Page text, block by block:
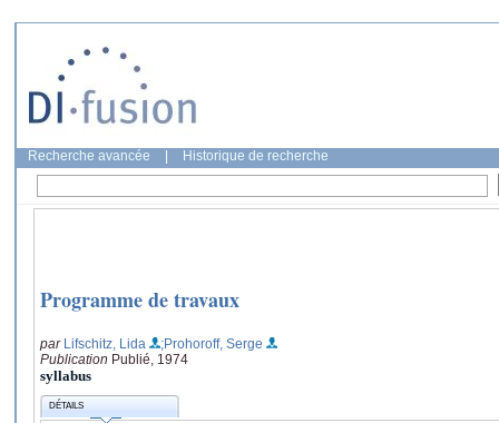
Recherche avancée Historique de recherche
Programme de travaux
par Lifschitz, Lida
;Prohoroff, Serge
Publication Publié, 1974
syllabus
DÉTAILS